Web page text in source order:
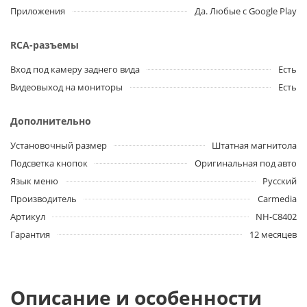
Приложения
Да. Любые с Google Play
RCA-разъемы
Вход под камеру заднего вида
Есть
Видеовыход на мониторы
Есть
Дополнительно
Установочный размер
Штатная магнитола
Подсветка кнопок
Оригинальная под авто
Язык меню
Русский
Производитель
Carmedia
Артикул
NH-C8402
Гарантия
12 месяцев
Описание и особенности